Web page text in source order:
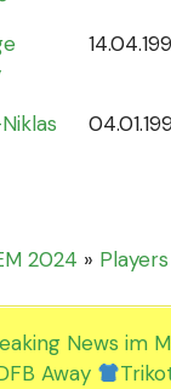
2024 » Players
News im
Away